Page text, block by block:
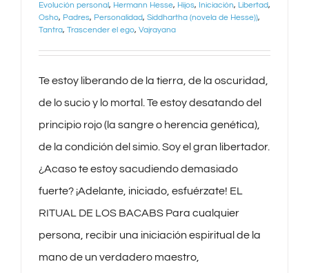
Evolución personal, Hermann Hesse, Hijos, Iniciación, Libertad,
Osho, Padres, Personalidad, Siddhartha (novela de Hesse)),
Tantra, Trascender el ego, Vajrayana
Te estoy liberando de la tierra, de la oscuridad,
de lo sucio y lo mortal. Te estoy desatando del
principio rojo (la sangre o herencia genética),
de la condición del simio. Soy el gran libertador.
¿Acaso te estoy sacudiendo demasiado
fuerte? ¡Adelante, iniciado, esfuérzate! EL
RITUAL DE LOS BACABS Para cualquier
persona, recibir una iniciación espiritual de la
mano de un verdadero maestro,